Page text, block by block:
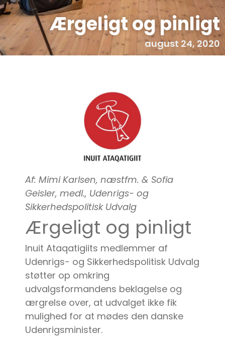
Ærgeligt og pinligt
august 24, 2020
Af: Mimi Karlsen, næstfm. & Sofia
Geisler, medl., Udenrigs- og
Sikkerhedspolitisk Udvalg
Ærgeligt og pinligt
Inuit Ataqatigiits medlemmer af
Udenrigs- og Sikkerhedspolitisk Udvalg
støtter op omkring
udvalgsformandens beklagelse og
ærgrelse over, at udvalget ikke fik
mulighed for at mødes den danske
Udenrigsminister.